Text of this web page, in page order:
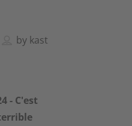
by kast
- C'est